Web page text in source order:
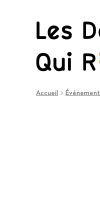
navigation
contenu
Accueil Événement